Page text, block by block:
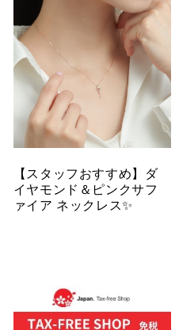
【スタッフおすすめ】ダ
イヤモンド＆ピンクサフ
ァイア ネックレス✨